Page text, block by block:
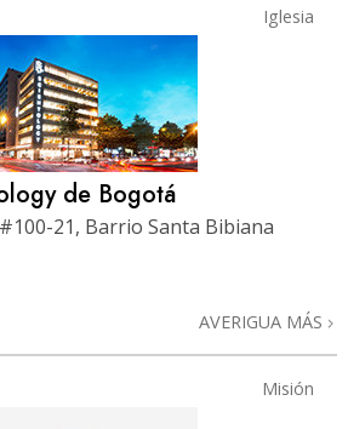
Iglesia
de Bogotá
21, Barrio Santa Bibiana
AVERIGUA MÁS
Misión